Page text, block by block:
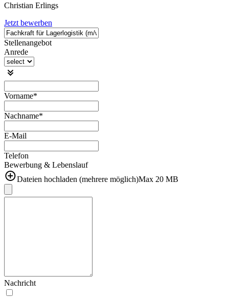
Christian Erlings
Jetzt bewerben
Stellenangebot
Anrede
Vorname*
Nachname*
E-Mail
Telefon
Bewerbung & Lebenslauf
Dateien hochladen (mehrere möglich)Max 20 MB
Nachricht